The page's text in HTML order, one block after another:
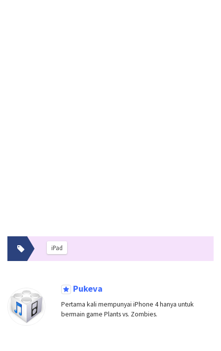
iPad
Pukeva
Pertama kali mempunyai iPhone 4 hanya untuk
bermain game Plants vs. Zombies.